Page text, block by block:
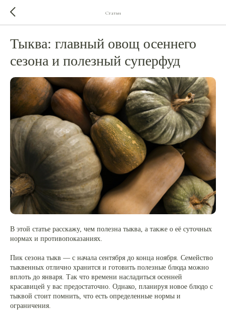
Статьи
Тыква: главный овощ осеннего
сезона и полезный суперфуд
В этой статье расскажу, чем полезна тыква, а также о её суточных
нормах и противопоказаниях.
Пик сезона тыкв — с начала сентября до конца ноября. Семейство
тыквенных отлично хранится и готовить полезные блюда можно
вплоть до января. Так что времени насладиться осенней
красавицей у вас предостаточно. Однако, планируя новое блюдо с
тыквой стоит помнить, что есть определенные нормы и
ограничения.